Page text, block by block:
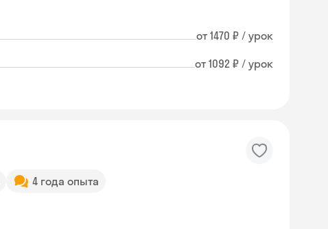
от 1470 ₽ / урок
от 1092 ₽ / урок
4 года опыта